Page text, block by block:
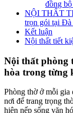
đồng
NỘI THẤT
trọn gói tại Đà
Kết luận
Nội thất tiết
Nội thất phòng
hòa trong từng
Phòng thờ ở mỗi
nơi để trang trọng
hiện nếp sống văn